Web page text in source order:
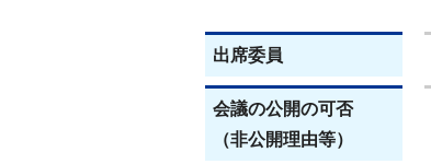
出席委員
会議の公開の可否
（非公開理由等）